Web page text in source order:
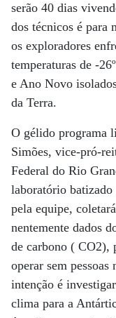
serão 40 dias
dos técnicos é para
os exploradores
temperaturas de -
e Ano Novo
da Terra.
O gélido programa
Simões, vice-pró-
Federal do Rio
laboratório
pela equipe,
nentemente dados
de carbono ( CO2),
operar sem
intenção é
clima para a